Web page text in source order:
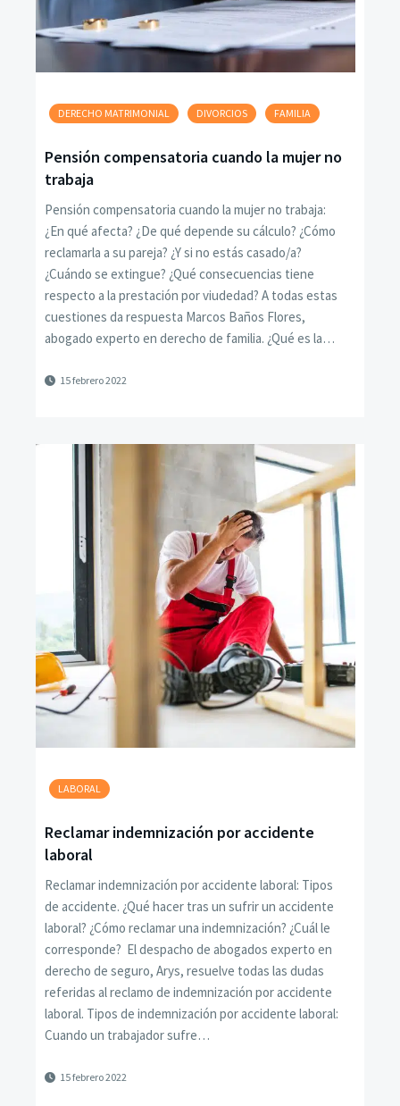
DERECHO MATRIMONIAL DIVORCIOS FAMILIA
Pensión compensatoria cuando la mujer no
trabaja
Pensión compensatoria cuando la mujer no trabaja:
¿En qué afecta? ¿De qué depende su cálculo? ¿Cómo
reclamarla a su pareja? ¿Y si no estás casado/a?
¿Cuándo se extingue? ¿Qué consecuencias tiene
respecto a la prestación por viudedad? A todas estas
cuestiones da respuesta Marcos Baños Flores,
abogado experto en derecho de familia. ¿Qué es la…
15 febrero 2022
LABORAL
Reclamar indemnización por accidente
laboral
Reclamar indemnización por accidente laboral: Tipos
de accidente. ¿Qué hacer tras un sufrir un accidente
laboral? ¿Cómo reclamar una indemnización? ¿Cuál le
corresponde? El despacho de abogados experto en
derecho de seguro, Arys, resuelve todas las dudas
referidas al reclamo de indemnización por accidente
laboral. Tipos de indemnización por accidente laboral:
Cuando un trabajador sufre…
15 febrero 2022